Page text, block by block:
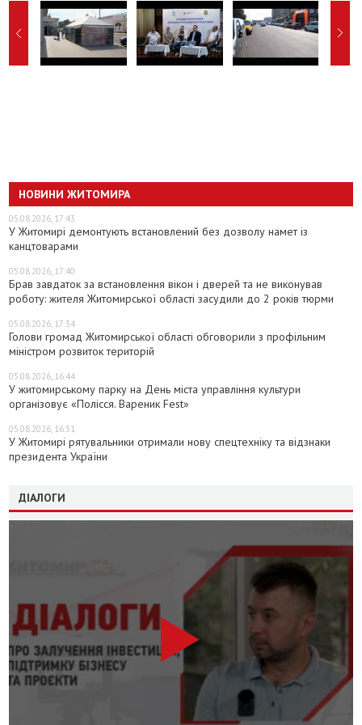
НОВИНИ ЖИТОМИРА
05.08.2026, 17:43
У Житомирі демонтують встановлений без дозволу намет із
канцтоварами
05.08.2026, 17:40
Брав завдаток за встановлення вікон і дверей та не виконував
роботу: жителя Житомирської області засудили до 2 років тюрми
05.08.2026, 17:34
Голови громад Житомирської області обговорили з профільним
міністром розвиток територій
05.08.2026, 16:44
У житомирському парку на День міста управління культури
організовує «Полісся. Вареник Fest»
05.08.2026, 16:31
У Житомирі рятувальники отримали нову спецтехніку та відзнаки
президента України
ДІАЛОГИ